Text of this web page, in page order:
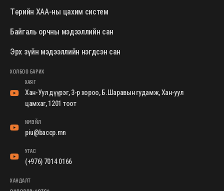
Төрийн ХАА-ны цахим систем
Байгаль орчны мэдээллийн сан
Эрх зүйн мэдээллийн нэгдсэн сан
ХОЛБОО БАРИХ
ХАЯГ
Хан-Уул дүүрэг, 3-р хороо, Б.Шаравын гудамж, Хан-уул
цамхаг, 1201 тоот
ИМЭЙЛ
piu@baccp.mn
УТАС
(+976) 7014 0166
ХАНДАЛТ